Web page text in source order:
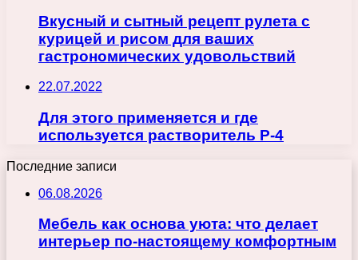
Вкусный и сытный рецепт рулета с
курицей и рисом для ваших
гастрономических удовольствий
22.07.2022
Для этого применяется и где
используется растворитель Р-4
Последние записи
06.08.2026
Мебель как основа уюта: что делает
интерьер по-настоящему комфортным